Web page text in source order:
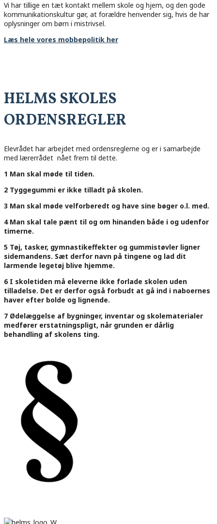
Vi har tillige en tæt kontakt mellem skole og hjem, og den gode
kommunikationskultur gør, at forældre henvender sig, hvis de har
oplysninger om børn i mistrivsel.
Læs hele vores mobbepolitik her
HELMS SKOLES
ORDENSREGLER
Elevrådet har arbejdet med ordensreglerne og er i samarbejde
med lærerrådet nået frem til dette.
1 Man skal møde til tiden.
2 Tyggegummi er ikke tilladt på skolen.
3 Man skal møde velforberedt og have sine bøger o.l. med.
4 Man skal tale pænt til og om hinanden både i og udenfor
timerne.
5 Tøj, tasker, gymnastikeffekter og gummistøvler ligner
sidemandens. Sæt derfor navn på tingene og lad dit
larmende legetøj blive hjemme.
6 I skoletiden må eleverne ikke forlade skolen uden
tilladelse. Det er derfor også forbudt at gå ind i naboernes
haver efter bolde og lignende.
7 Ødelæggelse af bygninger, inventar og skolematerialer
medfører erstatningspligt, når grunden er dårlig
behandling af skolens ting.